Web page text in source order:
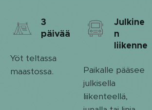
3
päivää
Yöt teltassa
maastossa.
Julkine
n
liikenne
Paikalle pääsee
julkisella
liikenteellä,